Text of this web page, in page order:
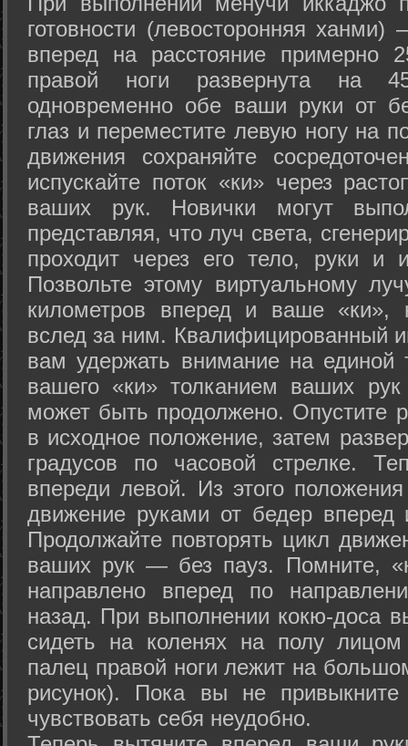
готовности (левосторонняя
вперед на расстояние примерно
правой ноги развернута на
одновременно обе ваши руки от
глаз и переместите левую ногу на
движения сохраняйте
испускайте поток «ки» через
ваших рук. Новички могут
представляя, что луч света,
проходит через его тело, руки и
Позвольте этому виртуальному
километров вперед и ваше «ки»,
вслед за ним. Квалифицированный
вам удержать внимание на единой
вашего «ки» толканием ваших
может быть продолжено. Опустите
в исходное положение, затем
градусов по часовой стрелке.
впереди левой. Из этого
движение руками от бедер вперед
Продолжайте повторять цикл
ваших рук — без пауз. Помните,
направлено вперед по
назад. При выполнении кокю-доса
сидеть на коленях на полу
палец правой ноги лежит на
рисунок). Пока вы не
чувствовать себя неудобно.